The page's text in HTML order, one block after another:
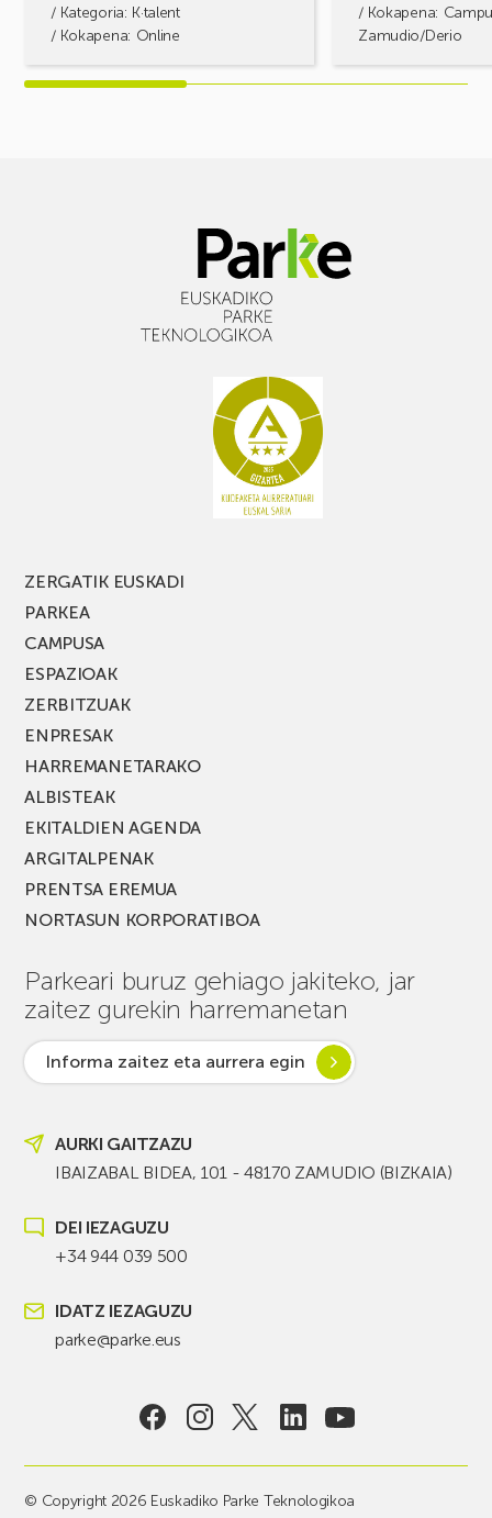
/ Kategoria: K·talent
/ Kokapena: Online
/ Kokapena:
Zamudio/Derio
ZERGATIK EUSKADI
PARKEA
CAMPUSA
ESPAZIOAK
ZERBITZUAK
ENPRESAK
HARREMANETARAKO
ALBISTEAK
EKITALDIEN AGENDA
ARGITALPENAK
PRENTSA EREMUA
NORTASUN KORPORATIBOA
Parkeari buruz gehiago jakiteko, jar
zaitez gurekin harremanetan
Informa zaitez eta aurrera egin
AURKI GAITZAZU
IBAIZABAL BIDEA, 101 - 48170 ZAMUDIO (BIZKAIA)
DEI IEZAGUZU
+34 944 039 500
IDATZ IEZAGUZU
parke@parke.eus
© Copyright 2026 Euskadiko Parke Teknologikoa